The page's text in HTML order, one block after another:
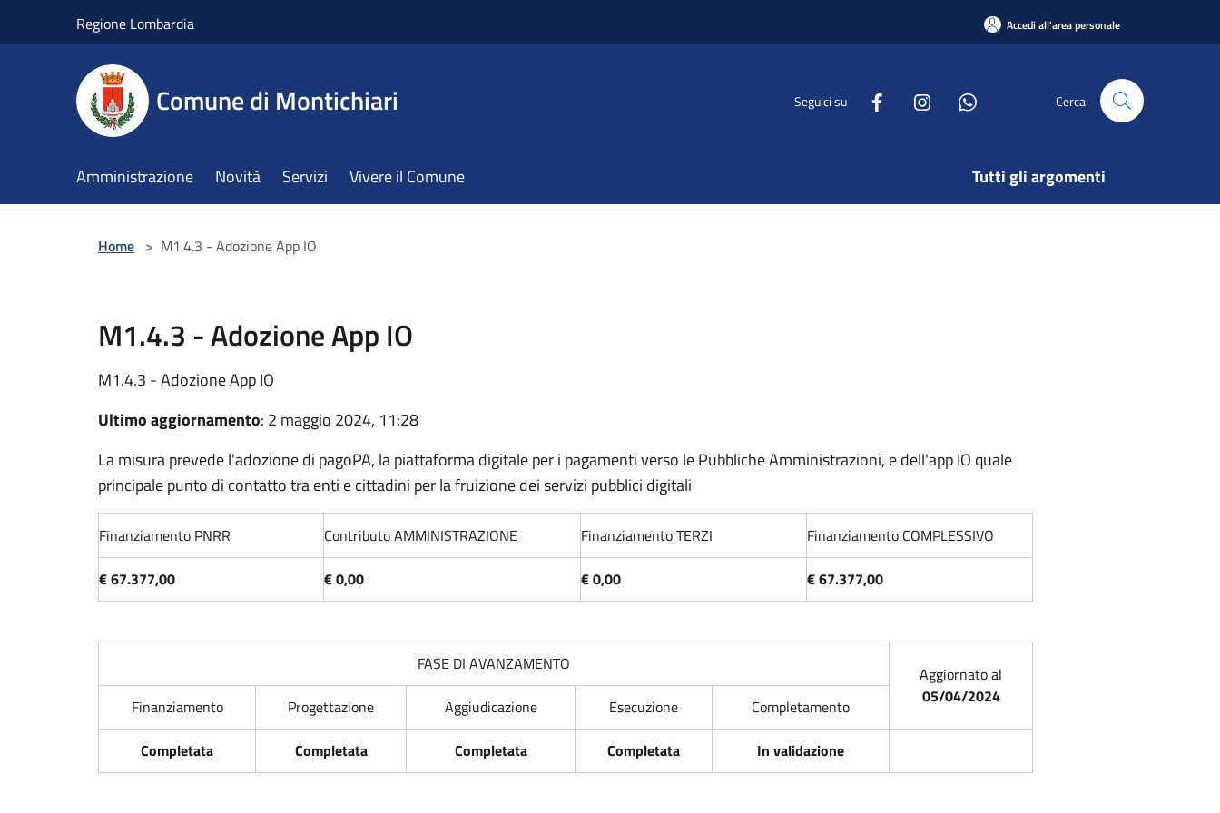
Regione Lombardia Accedi all'area personale
Comune di Montichiari Seguici su Cerca
Amministrazione Novità Servizi Vivere il Comune Tutti gli argomenti
Home > M1.4.3 - Adozione App IO
M1.4.3 - Adozione App IO
M1.4.3 - Adozione App IO
Ultimo aggiornamento: 2 maggio 2024, 11:28
La misura prevede l'adozione di pagoPA, la piattaforma digitale per i pagamenti verso le Pubbliche Amministrazioni, e dell'app IO quale
principale punto di contatto tra enti e cittadini per la fruizione dei servizi pubblici digitali
Finanziamento PNRR Contributo AMMINISTRAZIONE Finanziamento TERZI
Finanziamento COMPLESSIVO
€ 67.377,00
€ 0,00 € 0,00 € 67.377,00
FASE DI AVANZAMENTO
Aggiornato al
05/04/2024
Finanziamento Progettazione Aggiudicazione Esecuzione
Completamento
Completata
Completata Completata Completata In validazione